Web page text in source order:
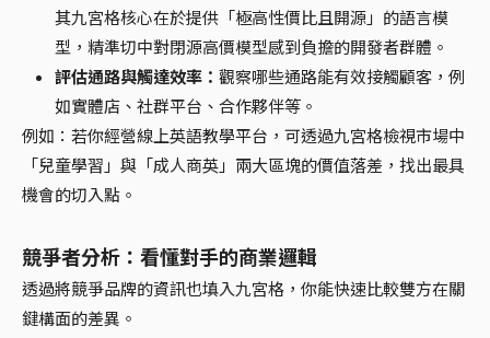
其九宮格核心在於提供「極高性價比且開源」的語言模
型，精準切中對閉源高價模型感到負擔的開發者群體。
評估通路與觸達效率： 觀察哪些通路能有效接觸顧客，例
如實體店、社群平台、合作夥伴等。
例如：若你經營線上英語教學平台，可透過九宮格檢視市場中
「兒童學習」與「成人商英」兩大區塊的價值落差，找出最具
機會的切入點。
競爭者分析：看懂對手的商業邏輯
透過將競爭品牌的資訊也填入九宮格，你能快速比較雙方在關
鍵構面的差異。